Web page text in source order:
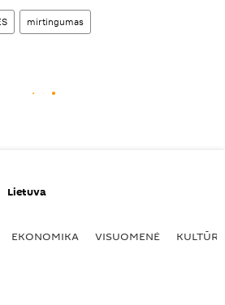
mirtingumas
Lietuva
EKONOMIKA VISUOMENĖ KULTŪRA